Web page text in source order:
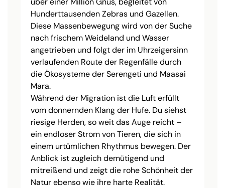
Hunderttausenden Zebras und Gazellen.
Diese Massenbewegung wird von der Suche
nach frischem Weideland und Wasser
angetrieben und folgt der im Uhrzeigersinn
verlaufenden Route der Regenfälle durch
die Ökosysteme der Serengeti und Maasai
Mara.
Während der Migration ist die Luft erfüllt
vom donnernden Klang der Hufe. Du siehst
riesige Herden, so weit das Auge reicht –
ein endloser Strom von Tieren, die sich in
einem urtümlichen Rhythmus bewegen. Der
Anblick ist zugleich demütigend und
mitreißend und zeigt die rohe Schönheit der
Natur ebenso wie ihre harte Realität.